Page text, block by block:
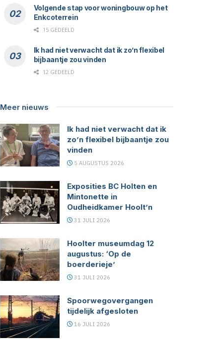
Volgende stap voor woningbouw op het
Enkcoterrein
15 GEDEELD
Ik had niet verwacht dat ik zo’n flexibel
bijbaantje zou vinden
12 GEDEELD
Meer nieuws
Ik had niet verwacht dat ik
zo’n flexibel bijbaantje zou
vinden
5 AUGUSTUS 2026
Exposities BC Holten en
Mintonette in
Oudheidkamer Hoolt’n
31 JULI 2026
Hoolter museumdag 12
augustus: ‘Op de
boerderieje’
31 JULI 2026
Spoorwegovergangen
tijdelijk afgesloten
16 JULI 2026